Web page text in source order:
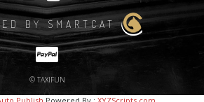
BY SMARTCAT
© TAXIFUN